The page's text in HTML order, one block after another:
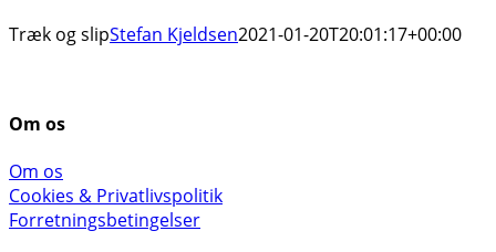
Træk og slipStefan Kjeldsen2021-01-20T20:01:17+00:00
Om os
Om os
Cookies & Privatlivspolitik
Forretningsbetingelser